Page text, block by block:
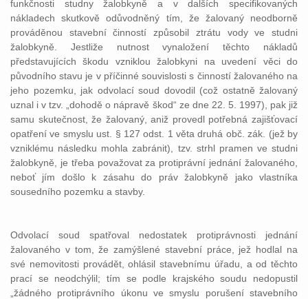
funkčnosti studny žalobkyně a v dalších specifikovaných
nákladech skutkově odůvodněný tím, že žalovaný neodborně
prováděnou stavební činností způsobil ztrátu vody ve studni
žalobkyně. Jestliže nutnost vynaložení těchto nákladů
představujících škodu vzniklou žalobkyni na uvedení věci do
původního stavu je v příčinné souvislosti s činností žalovaného na
jeho pozemku, jak odvolací soud dovodil (což ostatně žalovaný
uznal i v tzv. „dohodě o nápravě škod“ ze dne 22. 5. 1997), pak již
samu skutečnost, že žalovaný, aniž provedl potřebná zajišťovací
opatření ve smyslu ust. § 127 odst. 1 věta druhá obč. zák. (jež by
vzniklému následku mohla zabránit), tzv. strhl pramen ve studni
žalobkyně, je třeba považovat za protiprávní jednání žalovaného,
neboť jím došlo k zásahu do práv žalobkyně jako vlastníka
sousedního pozemku a stavby.
Odvolací soud spatřoval nedostatek protiprávnosti jednání
žalovaného v tom, že zamýšlené stavební práce, jež hodlal na
své nemovitosti provádět, ohlásil stavebnímu úřadu, a od těchto
prací se neodchýlil; tím se podle krajského soudu nedopustil
„žádného protiprávního úkonu ve smyslu porušení stavebního